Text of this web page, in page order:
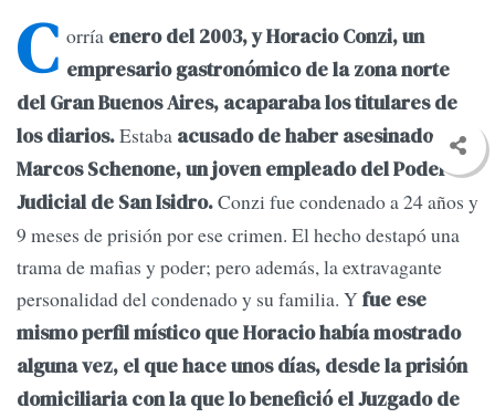
C orría enero del 2003, y Horacio Conzi, un
empresario gastronómico de la zona norte
del Gran Buenos Aires, acaparaba los titulares de
los diarios.Estaba acusado de haber asesinado a
Marcos Schenone, un joven empleado del Poder
Judicial de San Isidro.Conzi fue condenado a 24 años y
9 meses de prisión por ese crimen. El hecho destapó una
trama de mafias y poder; pero además, la extravagante
personalidad del condenado y su familia. Yfue ese
mismo perfil místico que Horacio había mostrado
alguna vez, el que hace unos días, desde la prisión
domiciliaria con la que lo benefició el Juzgado de